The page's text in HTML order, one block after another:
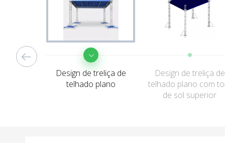
Design de treliça de
telhado plano
Design de treliça de
telhado plano com
de sol superior